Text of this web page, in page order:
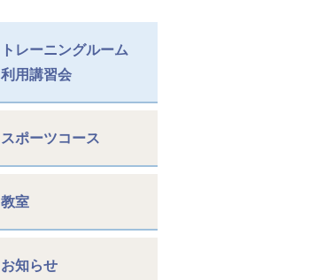
トレーニングルーム
利用講習会
スポーツコース
教室
お知らせ